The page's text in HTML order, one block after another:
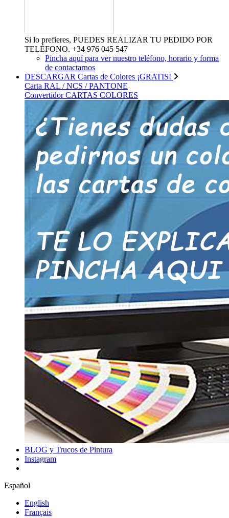
Si lo prefieres, PUEDES REALIZAR TU PEDIDO POR
TELÉFONO. +34 976 045 547
Pincha aquí para ver nuestro teléfono, horario y forma
de contactarnos
DESCARGAR Cartas de Colores ¡GRATIS!
Carta RAL / NCS / PANTONE
Convertidor CARTAS COLORES
BLOG y Trucos de Pintura
Instagram
Español
English
Français